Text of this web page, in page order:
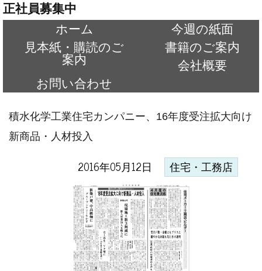
正社員募集中
ホーム
今週の紙面
見本紙・購読のご
案内
書籍のご案内
会社概要
お問い合わせ
積水化学工業住宅カンパニー、16年度受注拡大向け
新商品・人材投入
2016年05月12日 住宅・工務店